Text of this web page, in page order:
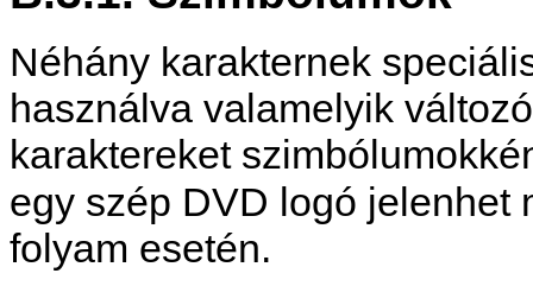
Néhány karakternek
használva valamelyik
karaktereket
egy szép DVD logó jelenhet
folyam esetén.